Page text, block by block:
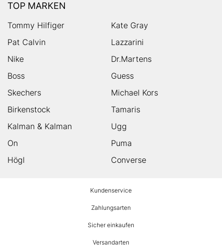
TOP MARKEN
Tommy Hilfiger
Kate Gray
Pat Calvin
Lazzarini
Nike
Dr.Martens
Boss
Guess
Skechers
Michael Kors
Birkenstock
Tamaris
Kalman & Kalman
Ugg
On
Puma
Högl
Converse
Kundenservice
Zahlungsarten
Sicher einkaufen
Versandarten